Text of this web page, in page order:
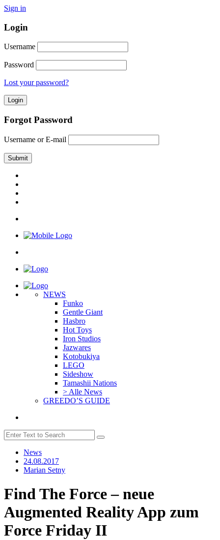
Sign in
Login
Username
Password
Lost your password?
Forgot Password
Username or E-mail
NEWS
Funko
Gentle Giant
Hasbro
Hot Toys
Iron Studios
Jazwares
Kotobukiya
LEGO
Sideshow
Tamashii Nations
> Alle News
GREEDO’S GUIDE
News
24.08.2017
Marian Setny
Find The Force – neue
Augmented Reality App zum
Force Friday II